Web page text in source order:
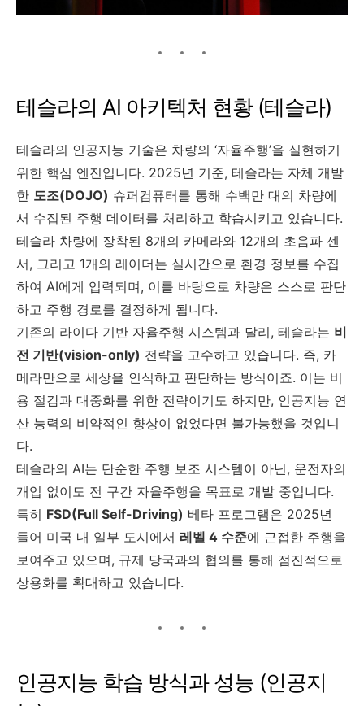
테슬라의 AI 아키텍처 현황 (테슬라)
테슬라의 인공지능 기술은 차량의 ‘자율주행’을 실현하기
위한 핵심 엔진입니다. 2025년 기준, 테슬라는 자체 개발
한 도조(DOJO) 슈퍼컴퓨터를 통해 수백만 대의 차량에
서 수집된 주행 데이터를 처리하고 학습시키고 있습니다.
테슬라 차량에 장착된 8개의 카메라와 12개의 초음파 센
서, 그리고 1개의 레이더는 실시간으로 환경 정보를 수집
하여 AI에게 입력되며, 이를 바탕으로 차량은 스스로 판단
하고 주행 경로를 결정하게 됩니다.
기존의 라이다 기반 자율주행 시스템과 달리, 테슬라는 비
전 기반(vision-only) 전략을 고수하고 있습니다. 즉, 카
메라만으로 세상을 인식하고 판단하는 방식이죠. 이는 비
용 절감과 대중화를 위한 전략이기도 하지만, 인공지능 연
산 능력의 비약적인 향상이 없었다면 불가능했을 것입니
다.
테슬라의 AI는 단순한 주행 보조 시스템이 아닌, 운전자의
개입 없이도 전 구간 자율주행을 목표로 개발 중입니다.
특히 FSD(Full Self-Driving) 베타 프로그램은 2025년
들어 미국 내 일부 도시에서 레벨 4 수준에 근접한 주행을
보여주고 있으며, 규제 당국과의 협의를 통해 점진적으로
상용화를 확대하고 있습니다.
인공지능 학습 방식과 성능 (인공지